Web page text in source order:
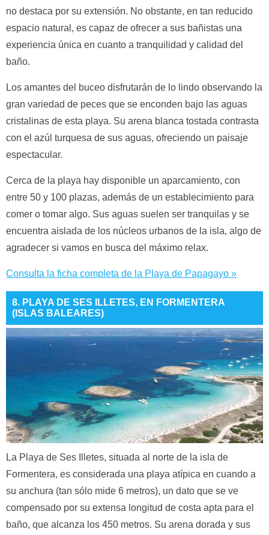
no destaca por su extensión. No obstante, en tan reducido
espacio natural, es capaz de ofrecer a sus bañistas una
experiencia única en cuanto a tranquilidad y calidad del
baño.
Los amantes del buceo disfrutarán de lo lindo observando la
gran variedad de peces que se enconden bajo las aguas
cristalinas de esta playa. Su arena blanca tostada contrasta
con el azúl turquesa de sus aguas, ofreciendo un paisaje
espectacular.
Cerca de la playa hay disponible un aparcamiento, con
entre 50 y 100 plazas, además de un establecimiento para
comer o tomar algo. Sus aguas suelen ser tranquilas y se
encuentra aislada de los núcleos urbanos de la isla, algo de
agradecer si vamos en busca del máximo relax.
Consulta la ficha completa de la Playa de Papagayo »
8. PLAYA DE SES ILLETES, EN FORMENTERA
(ISLAS BALEARES)
La Playa de Ses Illetes, situada al norte de la isla de
Formentera, es considerada una playa atípica en cuando a
su anchura (tan sólo mide 6 metros), un dato que se ve
compensado por su extensa longitud de costa apta para el
baño, que alcanza los 450 metros. Su arena dorada y sus